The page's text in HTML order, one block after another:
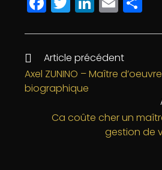
a
c
e
b
o
o
w
itt
e
r
n
k
e
dI
m
ai
l
rt
g
r
Article précédent
Axel ZUNINO – Maître
biographique
Ca coûte cher un
gestion de